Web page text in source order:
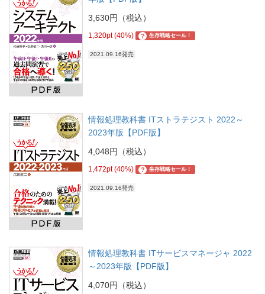
3,630円（税込）
1,320pt (40%) ? 生存戦略セール！
2021.09.16発売
情報処理教科書 ITストラテジスト 2022～
2023年版【PDF版】
4,048円（税込）
1,472pt (40%) ? 生存戦略セール！
2021.09.16発売
情報処理教科書 ITサービスマネージャ 2022
～2023年版【PDF版】
4,070円（税込）